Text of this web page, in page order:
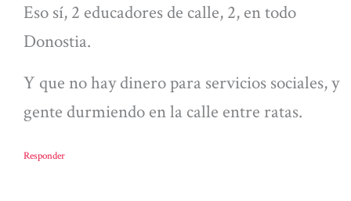
Eso sí, 2 educadores de calle, 2, en todo
Donostia.
Y que no hay dinero para servicios sociales, y
gente durmiendo en la calle entre ratas.
Responder